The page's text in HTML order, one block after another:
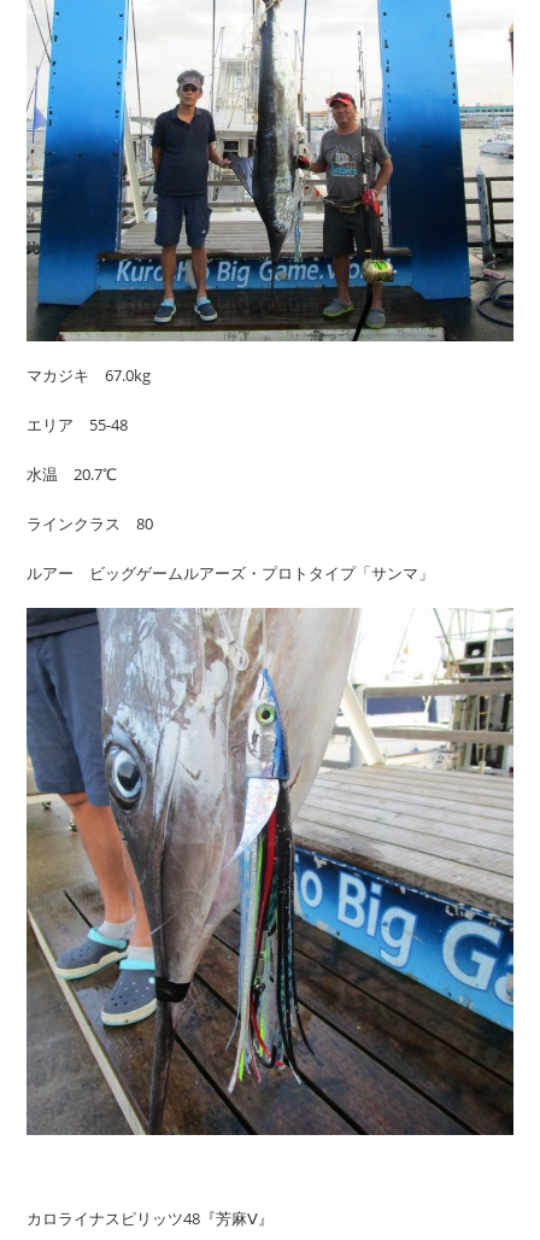
マカジキ 67.0kg
エリア 55-48
水温 20.7℃
ラインクラス 80
ルアー ビッグゲームルアーズ・プロトタイプ「サンマ」
カロライナスピリッツ48『芳麻Ⅴ』